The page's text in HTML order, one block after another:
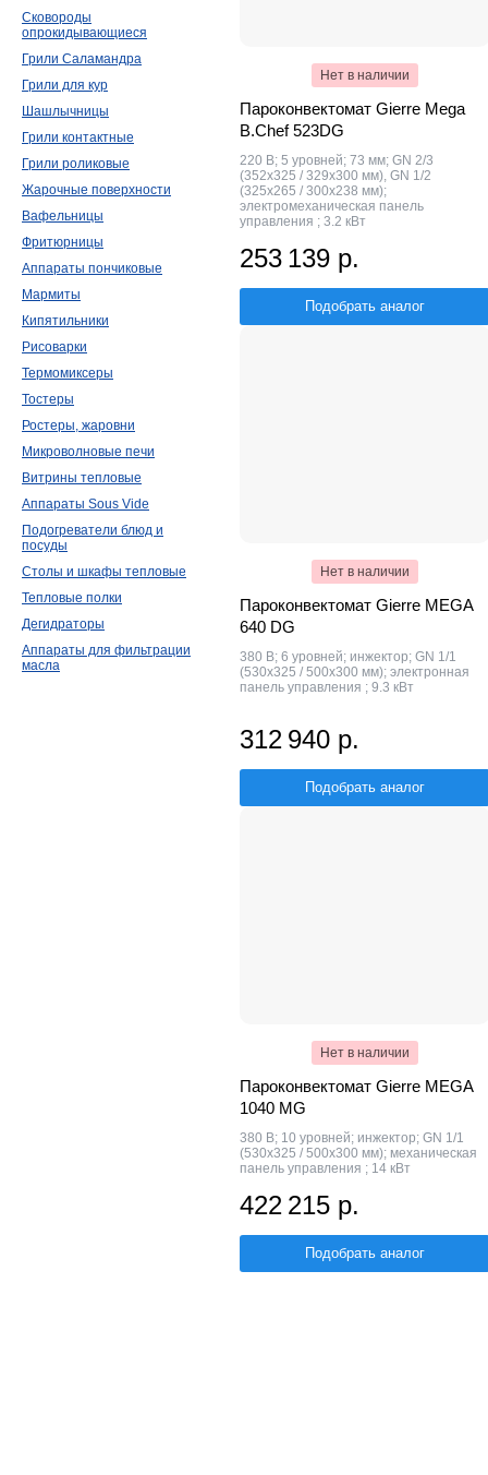
Нет в наличии
Пароконвектомат Gierre Mega
B.Chef 523DG
220 В; 5 уровней; 73 мм; GN 2/3
(352x325 / 329x300 мм), GN 1/2
(325x265 / 300x238 мм);
электромеханическая панель
управления ; 3.2 кВт
253 139 р.
Подобрать аналог
Нет в наличии
Пароконвектомат Gierre MEGA
640 DG
380 В; 6 уровней; инжектор; GN 1/1
(530x325 / 500x300 мм); электронная
панель управления ; 9.3 кВт
312 940 р.
Подобрать аналог
Нет в наличии
Пароконвектомат Gierre MEGA
1040 MG
380 В; 10 уровней; инжектор; GN 1/1
(530x325 / 500x300 мм); механическая
панель управления ; 14 кВт
422 215 р.
Подобрать аналог
Сковороды
опрокидывающиеся
Грили Саламандра
Грили для кур
Шашлычницы
Грили контактные
Грили роликовые
Жарочные поверхности
Вафельницы
Фритюрницы
Аппараты пончиковые
Мармиты
Кипятильники
Рисоварки
Термомиксеры
Тостеры
Ростеры, жаровни
Микроволновые печи
Витрины тепловые
Аппараты Sous Vide
Подогреватели блюд и
посуды
Столы и шкафы тепловые
Тепловые полки
Дегидраторы
Аппараты для фильтрации
масла